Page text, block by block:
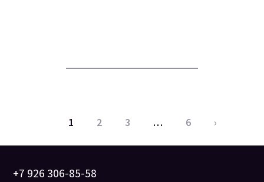
1 2 3 … 6 ›
+7 926 306-85-58